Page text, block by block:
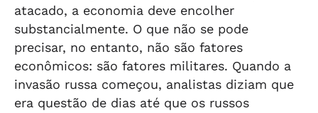
atacado, a economia deve encolher
substancialmente. O que não se pode
precisar, no entanto, não são fatores
econômicos: são fatores militares. Quando a
invasão russa começou, analistas diziam que
era questão de dias até que os russos